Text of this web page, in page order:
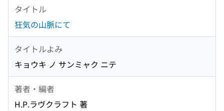
タイトル
狂気の山脈にて
タイトルよみ
キョウキ ノ サンミャク ニテ
著者・編者
H.P.ラヴクラフト 著